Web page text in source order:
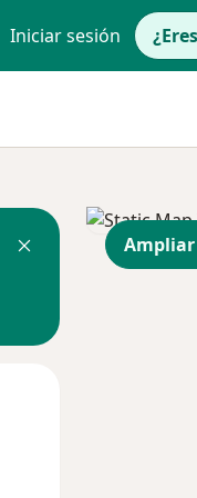
Iniciar sesión